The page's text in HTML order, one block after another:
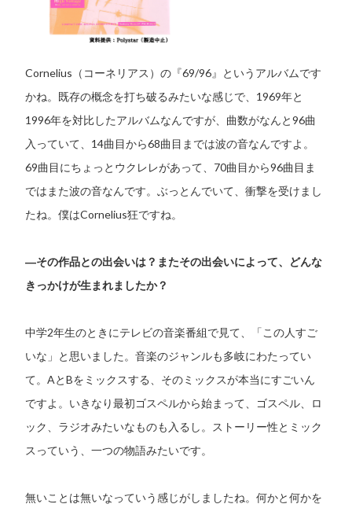
Cornelius（コーネリアス）の『69/96』というアルバムです
かね。既存の概念を打ち破るみたいな感じで、1969年と
1996年を対比したアルバムなんですが、曲数がなんと96曲
入っていて、14曲目から68曲目までは波の音なんですよ。
69曲目にちょっとウクレレがあって、70曲目から96曲目ま
ではまた波の音なんです。ぶっとんでいて、衝撃を受けまし
たね。僕はCornelius狂ですね。
―その作品との出会いは？またその出会いによって、どんな
きっかけが生まれましたか？
中学2年生のときにテレビの音楽番組で見て、「この人すご
いな」と思いました。音楽のジャンルも多岐にわたってい
て。AとBをミックスする、そのミックスが本当にすごいん
ですよ。いきなり最初ゴスペルから始まって、ゴスペル、ロ
ック、ラジオみたいなものも入るし。ストーリー性とミック
スっていう、一つの物語みたいです。
無いことは無いなっていう感じがしましたね。何かと何かを